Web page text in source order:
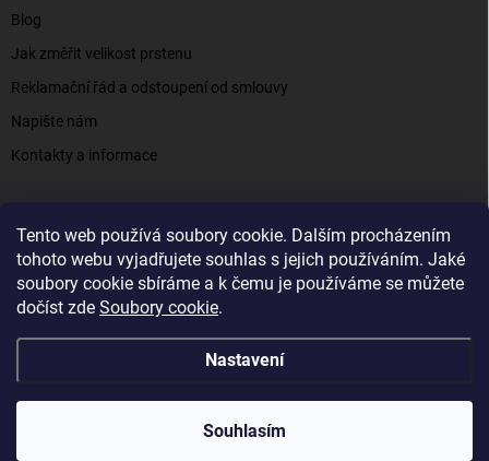
Tento web používá soubory cookie. Dalším procházením
tohoto webu vyjadřujete souhlas s jejich používáním. Jaké
soubory cookie sbíráme a k čemu je používáme se můžete
dočíst zde Soubory cookie.
Nastavení
Souhlasím
Blog
Jak změřit velikost prstenu
Reklamační řád a odstoupení od smlouvy
Napište nám
Kontakty a informace
Elenys.cz - šperky, kterým věříte už od roku 2016
Vytvořil Shoptet